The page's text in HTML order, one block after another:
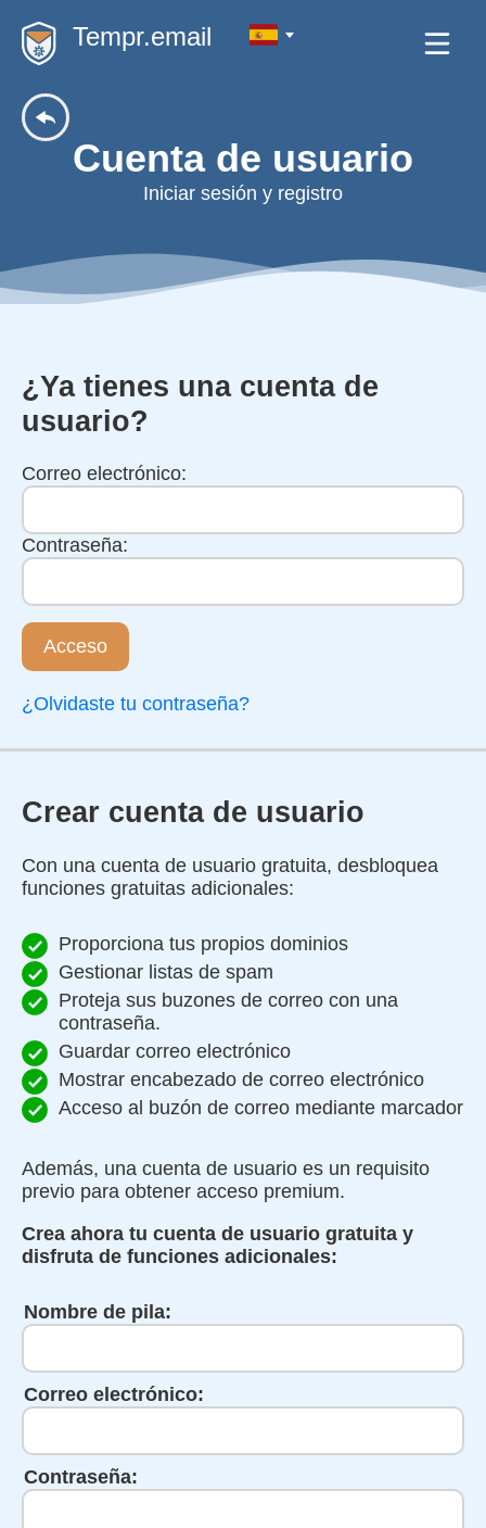
Tempr.email
Cuenta de usuario
Iniciar sesión y registro
¿Ya tienes una cuenta de
usuario?
Correo electrónico:
Contraseña:
Acceso
¿Olvidaste tu contraseña?
Crear cuenta de usuario
Con una cuenta de usuario gratuita, desbloquea
funciones gratuitas adicionales:
Proporciona tus propios dominios
Gestionar listas de spam
Proteja sus buzones de correo con una
contraseña.
Guardar correo electrónico
Mostrar encabezado de correo electrónico
Acceso al buzón de correo mediante marcador
Además, una cuenta de usuario es un requisito
previo para obtener acceso premium.
Crea ahora tu cuenta de usuario gratuita y
disfruta de funciones adicionales:
Nombre de pila:
Correo electrónico:
Contraseña: